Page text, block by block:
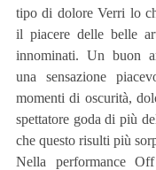
tipo di dolore Verri lo
il piacere delle belle
innominati. Un buon
una sensazione
momenti di oscurità,
spettatore goda di più
che questo risulti più
Nella performance